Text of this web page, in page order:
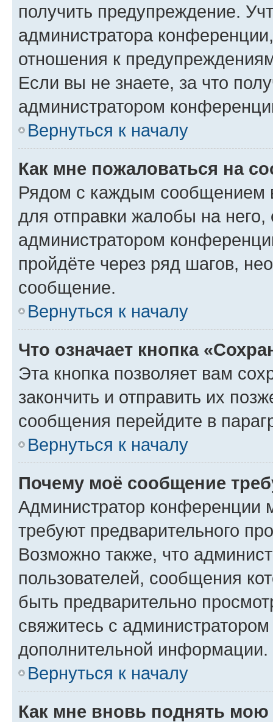
получить предупреждение.
администратора
отношения к
Если вы не знаете, за что
администратором
Вернуться к началу
Как мне пожаловаться на
Рядом с каждым сообщением
для отправки жалобы на
администратором
пройдёте через ряд шагов,
сообщение.
Вернуться к началу
Что означает кнопка
Эта кнопка позволяет вам
закончить и отправить их
сообщения перейдите в
Вернуться к началу
Почему моё сообщение
Администратор конференции
требуют предварительного
Возможно также, что
пользователей, сообщения
быть предварительно
свяжитесь с
дополнительной информации.
Вернуться к началу
Как мне вновь поднять мою